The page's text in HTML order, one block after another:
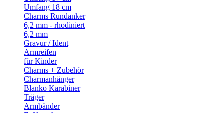
Umfang 18 cm
Charms Rundanker
6,2 mm - rhodiniert
6,2 mm
Gravur / Ident
Armreifen
für Kinder
Charms + Zubehör
Charmanhänger
Blanko Karabiner
Träger
Armbänder